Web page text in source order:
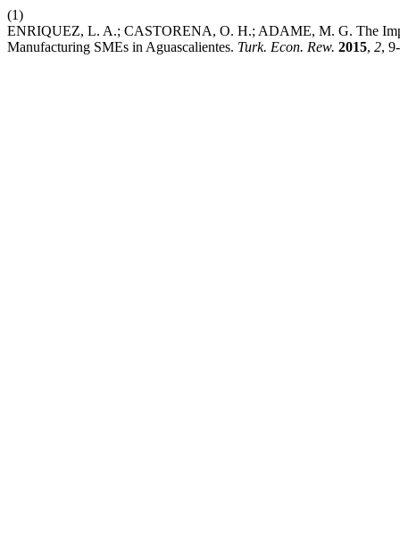
(1)
ENRIQUEZ, L. A.; CASTORENA, O. H.; ADAME, M. G. The
Manufacturing SMEs in Aguascalientes. Turk. Econ. Rew. 2015, 2,